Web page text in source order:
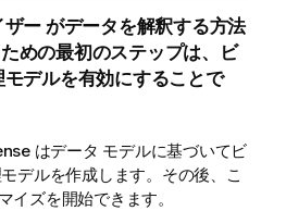
ー がデータを解釈する方法
めの最初のステップは、ビ
デルを有効にすることで
はデータ モデルに基づいてビ
デルを作成します。その後、こ
イズを開始できます。